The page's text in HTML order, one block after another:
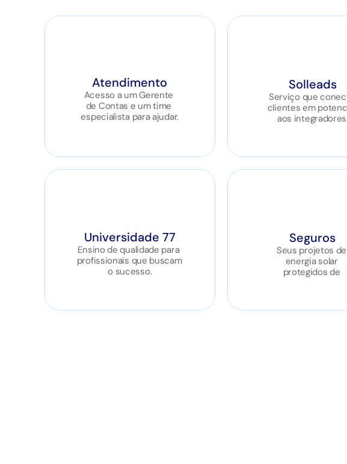
Atendimento
Acesso a um Gerente
de Contas e um time
especialista para ajudar.
Solleads
Serviço que
clientes em
aos
Universidade 77
Ensino de qualidade para
profissionais que buscam
o sucesso.
Seguros
Seus projetos de
energia solar
protegidos de